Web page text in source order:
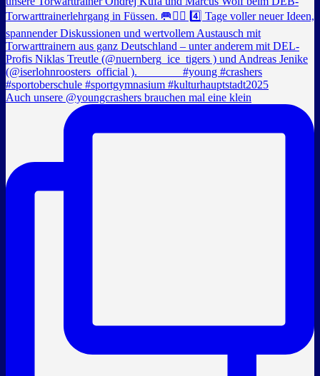
Auch unsere @youngcrashers brauchen mal eine klein